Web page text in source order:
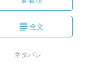
全文
ネタバレ